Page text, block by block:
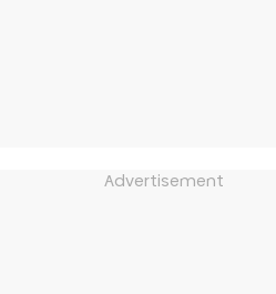
Advertisement